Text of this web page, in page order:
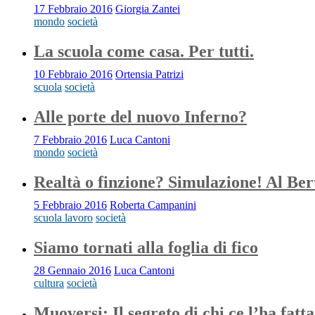
17 Febbraio 2016 Giorgia Zantei
mondo società
La scuola come casa. Per tutti.
10 Febbraio 2016 Ortensia Patrizi
scuola società
Alle porte del nuovo Inferno?
7 Febbraio 2016 Luca Cantoni
mondo società
Realtà o finzione? Simulazione! Al
5 Febbraio 2016 Roberta Campanini
scuola lavoro società
Siamo tornati alla foglia di fico
28 Gennaio 2016 Luca Cantoni
cultura società